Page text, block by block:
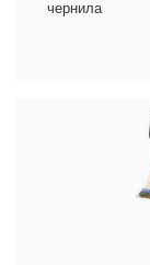
чернила